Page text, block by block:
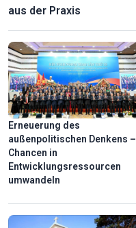
aus der Praxis
Erneuerung des
außenpolitischen Denkens –
Chancen in
Entwicklungsressourcen
umwandeln